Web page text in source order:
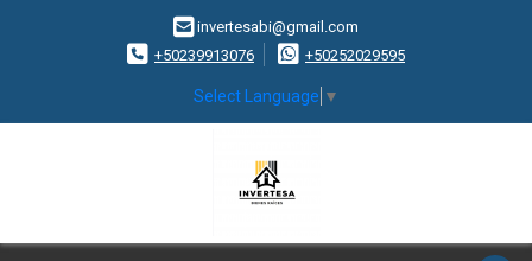
invertesabi@gmail.com
+50239913076
+50252029595
Select Language ▼